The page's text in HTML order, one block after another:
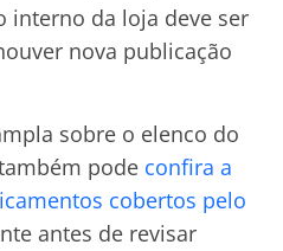
interno da loja deve ser
nova publicação
sobre o elenco do
pode confira a
cobertos pelo
antes de revisar